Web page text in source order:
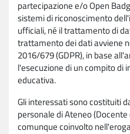
partecipazione e/o Open
sistemi di riconoscimento
ufficiali, né il trattamento di
trattamento dei dati avviene
2016/679 (GDPR), in base
l'esecuzione di un compito di
educativa.
Gli interessati sono costituiti
personale di Ateneo
comunque coinvolto